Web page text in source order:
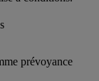
prévoyance